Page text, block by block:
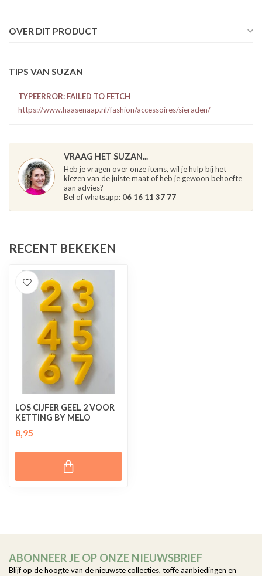
OVER DIT PRODUCT
TIPS VAN SUZAN
TYPEERROR: FAILED TO FETCH
https://www.haasenaap.nl/fashion/accessoires/sieraden/
VRAAG HET SUZAN...
Heb je vragen over onze items, wil je hulp bij het
kiezen van de juiste maat of heb je gewoon behoefte
aan advies?
Bel of whatsapp: 06 16 11 37 77
RECENT BEKEKEN
LOS CIJFER GEEL 2 VOOR
KETTING BY MELO
8,95
ABONNEER JE OP ONZE NIEUWSBRIEF
Blijf op de hoogte van de nieuwste collecties, toffe aanbiedingen en